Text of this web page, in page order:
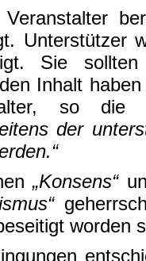
Unterstützer
Sie sollten
Inhalt
so die
der
„Konsens“
worden